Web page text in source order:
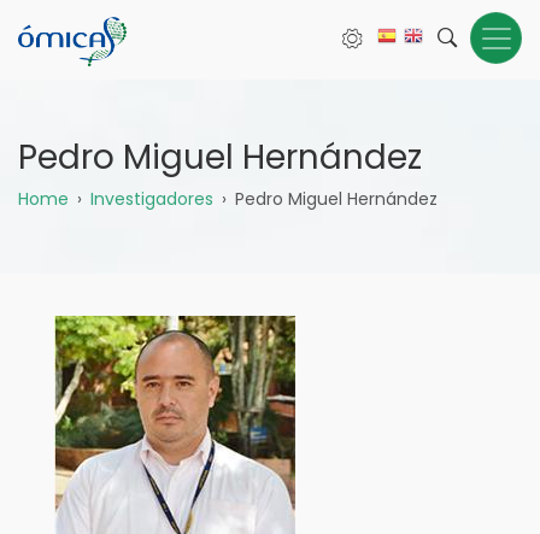
Pedro Miguel Hernández
Sobrescribir
ayuda
navegación
Home Investigadores Pedro Miguel Hernández